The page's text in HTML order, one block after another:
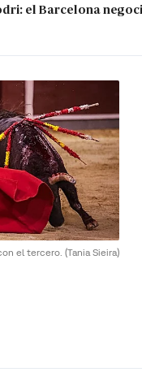
el Barcelona
el tercero. (Tania Sieira)